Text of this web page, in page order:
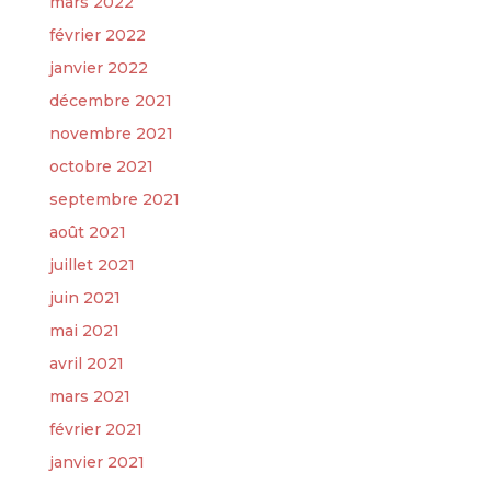
février 2022
janvier 2022
décembre 2021
novembre 2021
octobre 2021
septembre 2021
août 2021
juillet 2021
juin 2021
mai 2021
avril 2021
mars 2021
février 2021
janvier 2021